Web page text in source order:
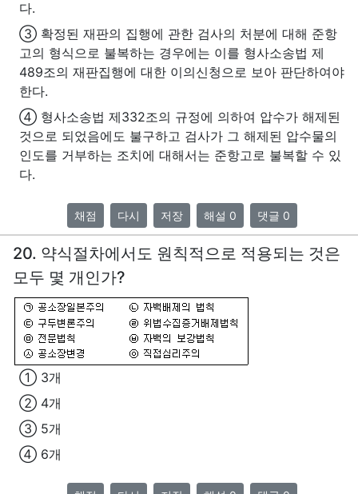
다.
③ 확정된 재판의 집행에 관한 검사의 처분에 대해 준항
고의 형식으로 불복하는 경우에는 이를 형사소송법 제
489조의 재판집행에 대한 이의신청으로 보아 판단하여야
한다.
④ 형사소송법 제332조의 규정에 의하여 압수가 해제된
것으로 되었음에도 불구하고 검사가 그 해제된 압수물의
인도를 거부하는 조치에 대해서는 준항고로 불복할 수 있
다.
채점 다시 저장 해설 0 댓글 0
20. 약식절차에서도 원칙적으로 적용되는 것은
모두 몇 개인가?
① 3개
② 4개
③ 5개
④ 6개